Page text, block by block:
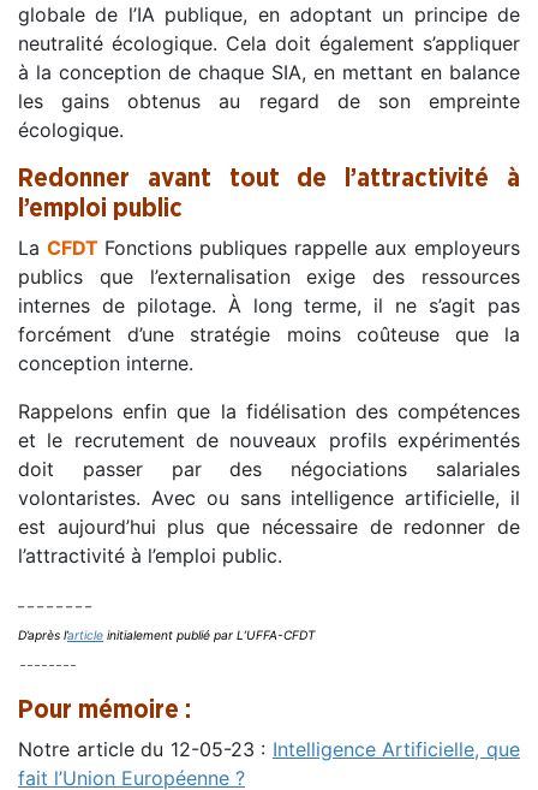
globale de l’IA publique, en adoptant un principe de
neutralité écologique. Cela doit également s’appliquer
à la conception de chaque SIA, en mettant en balance
les gains obtenus au regard de son empreinte
écologique.
Redonner avant tout de l’attractivité à
l’emploi public
La CFDT Fonctions publiques rappelle aux employeurs
publics que l’externalisation exige des ressources
internes de pilotage. À long terme, il ne s’agit pas
forcément d’une stratégie moins coûteuse que la
conception interne.
Rappelons enfin que la fidélisation des compétences
et le recrutement de nouveaux profils expérimentés
doit passer par des négociations salariales
volontaristes. Avec ou sans intelligence artificielle, il
est aujourd’hui plus que nécessaire de redonner de
l’attractivité à l’emploi public.
– – – – – – – –
D’après l’article initialement publié par L’UFFA-CFDT
– – – – – – – –
Pour mémoire :
Notre article du 12-05-23 : Intelligence Artificielle, que
fait l’Union Européenne ?